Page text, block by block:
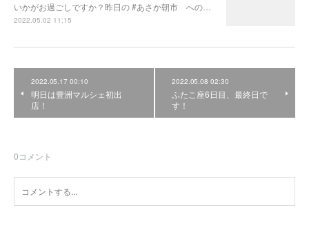
いかがお過ごしですか？昨日の #あさか朝市 への…
2022.05.02 11:15
2022.05.17 00:10
明日は豊洲マルシェ初出
店！
2022.05.08 02:30
ふたこ座6日目、最終日で
す！
0コメント